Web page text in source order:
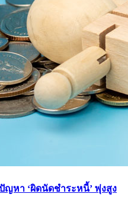
หา ‘ผิดนัดชำระหนี้’ พุ่งสูง